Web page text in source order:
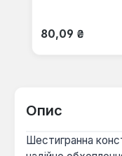
Звичайна ціна:
80,09 ₴
Опис
Шестигранна